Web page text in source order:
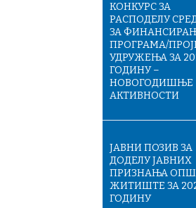
КОНКУРС ЗА
РАСПОДЕЛУ
ЗА
ПРОГРАМА/
УДРУЖЕЊА ЗА
ГОДИНУ –
НОВОГОДИШЊЕ
АКТИВНОСТИ
ЈАВНИ ПОЗИВ ЗА
ДОДЕЛУ ЈАВНИХ
ПРИЗНАЊА
ЖИТИШТЕ ЗА
ГОДИНУ